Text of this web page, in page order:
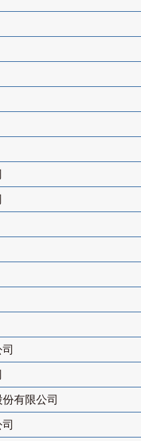
有限公司